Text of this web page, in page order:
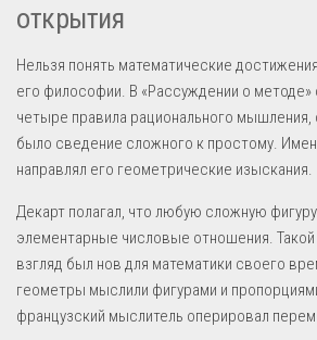
открытия
Нельзя понять математические
его философии. В «Рассуждении о
четыре правила рационального мышления,
было сведение сложного к простому.
направлял его геометрические изыскания.
Декарт полагал, что любую сложную
элементарные числовые отношения. Такой
взгляд был нов для математики своего
геометры мыслили фигурами и
французский мыслитель оперировал